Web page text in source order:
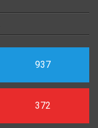
937
372